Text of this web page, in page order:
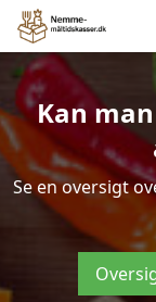
Kan
Se en oversigt